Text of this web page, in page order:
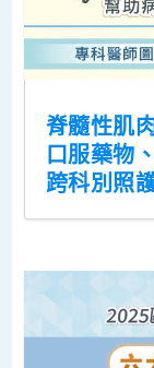
脊髓性肌
口服藥物
跨科別照